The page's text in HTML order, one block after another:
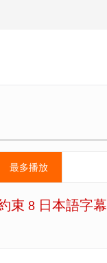
最多播放
束 8 日本語字幕